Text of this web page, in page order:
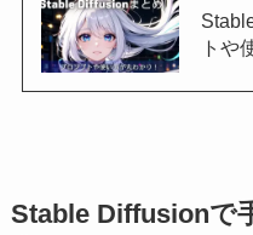
トや
Stable Diffusionで